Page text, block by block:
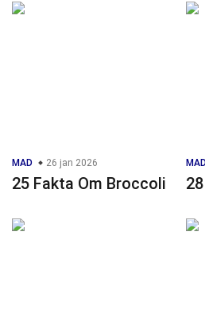
MAD 26 jan 2026
25 Fakta Om Broccoli